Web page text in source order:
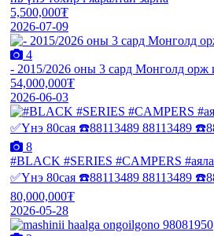
5,500,000₮
2026-07-09
4
- 2015/2026 оны 3 сард Монголд орж
54,000,000₮
2026-06-03
8
#BLACK #SERIES #CAMPERS
✅Үнэ 80сая ☎️88113489 88113489
80,000,000₮
2026-05-28